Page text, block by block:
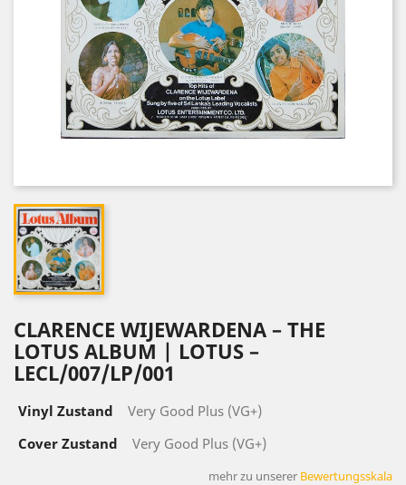
CLARENCE WIJEWARDENA – THE
LOTUS ALBUM | LOTUS –
LECL/007/LP/001
Vinyl Zustand
Very Good Plus (VG+)
Cover Zustand
Very Good Plus (VG+)
mehr zu unserer Bewertungsskala